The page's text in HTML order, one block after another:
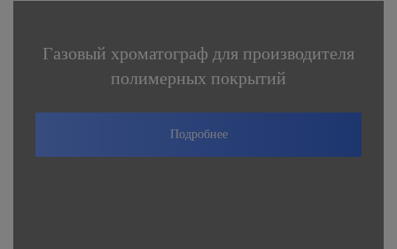
Газовый хроматограф для производителя
полимерных покрытий
Подробнее